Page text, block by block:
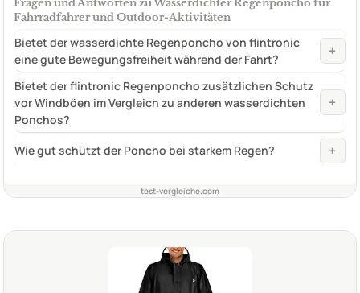
Fahrradfahrer und Outdoor-Aktivitäten
Bietet der wasserdichte Regenponcho von flintronic
eine gute Bewegungsfreiheit während der Fahrt?
+
Bietet der flintronic Regenponcho zusätzlichen Schutz
vor Windböen im Vergleich zu anderen wasserdichten
Ponchos?
+
Wie gut schützt der Poncho bei starkem Regen? +
test-vergleiche.com